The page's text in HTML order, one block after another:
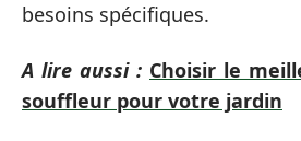
besoins spécifiques.
A lire aussi : Choisir le
souffleur pour votre jardin